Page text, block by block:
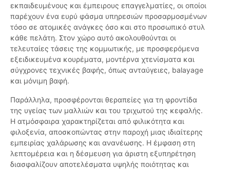
εκπαιδευμένους και έμπειρους επαγγελματίες, οι οποίοι
παρέχουν ένα ευρύ φάσμα υπηρεσιών προσαρμοσμένων
τόσο σε ατομικές ανάγκες όσο και στο προσωπικό στυλ
κάθε πελάτη. Στον χώρο αυτό ακολουθούνται οι
τελευταίες τάσεις της κομμωτικής, με προσφερόμενα
εξειδικευμένα κουρέματα, μοντέρνα χτενίσματα και
σύγχρονες τεχνικές βαφής, όπως ανταύγειες, balayage
και μόνιμη βαφή.
Παράλληλα, προσφέρονται θεραπείες για τη φροντίδα
της υγείας των μαλλιών και του τριχωτού της κεφαλής.
Η ατμόσφαιρα χαρακτηρίζεται από φιλικότητα και
φιλοξενία, αποσκοπώντας στην παροχή μιας ιδιαίτερης
εμπειρίας χαλάρωσης και ανανέωσης. Η έμφαση στη
λεπτομέρεια και η δέσμευση για άριστη εξυπηρέτηση
διασφαλίζουν αποτελέσματα υψηλής ποιότητας και